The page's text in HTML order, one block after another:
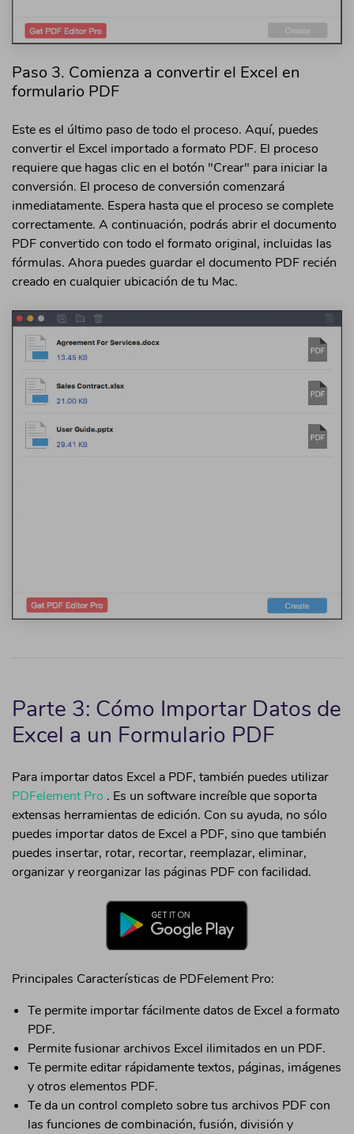
Paso 3. Comienza a convertir el Excel en
formulario PDF
Este es el último paso de todo el proceso. Aquí, puedes
convertir el Excel importado a formato PDF. El proceso
requiere que hagas clic en el botón "Crear" para iniciar la
conversión. El proceso de conversión comenzará
inmediatamente. Espera hasta que el proceso se complete
correctamente. A continuación, podrás abrir el documento
PDF convertido con todo el formato original, incluidas las
fórmulas. Ahora puedes guardar el documento PDF recién
creado en cualquier ubicación de tu Mac.
Parte 3: Cómo Importar Datos de
Excel a un Formulario PDF
Para importar datos Excel a PDF, también puedes utilizar
PDFelement Pro . Es un software increíble que soporta
extensas herramientas de edición. Con su ayuda, no sólo
puedes importar datos de Excel a PDF, sino que también
puedes insertar, rotar, recortar, reemplazar, eliminar,
organizar y reorganizar las páginas PDF con facilidad.
Principales Características de PDFelement Pro:
Te permite importar fácilmente datos de Excel a formato
PDF.
Permite fusionar archivos Excel ilimitados en un PDF.
Te permite editar rápidamente textos, páginas, imágenes
y otros elementos PDF.
Te da un control completo sobre tus archivos PDF con
las funciones de combinación, fusión, división y